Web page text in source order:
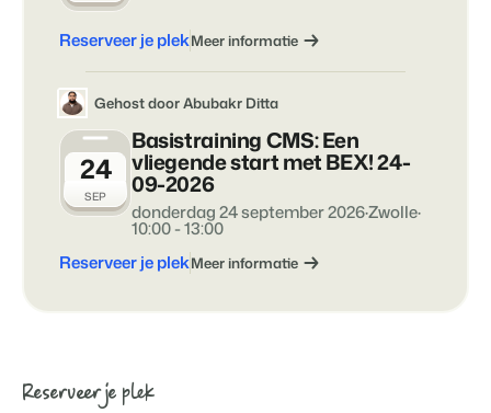
Vastgoedprojecten
transformeren tot
volgeboekte vakantieparken
Klantverhaal Hofparken
Reserveer je plekMeer informatie
Gehost door Abubakr Ditta
24
SEP
Basistraining CMS: Een
vliegende start met BEX! 24-
09-2026
donderdag 24 september 2026·Zwolle·
10:00 - 13:00
Reserveer je plekMeer informatie
Reserveer je plek